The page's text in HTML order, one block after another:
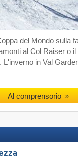
del Mondo sulla
al Col Raiser o il
L'inverno in Val
Al comprensorio